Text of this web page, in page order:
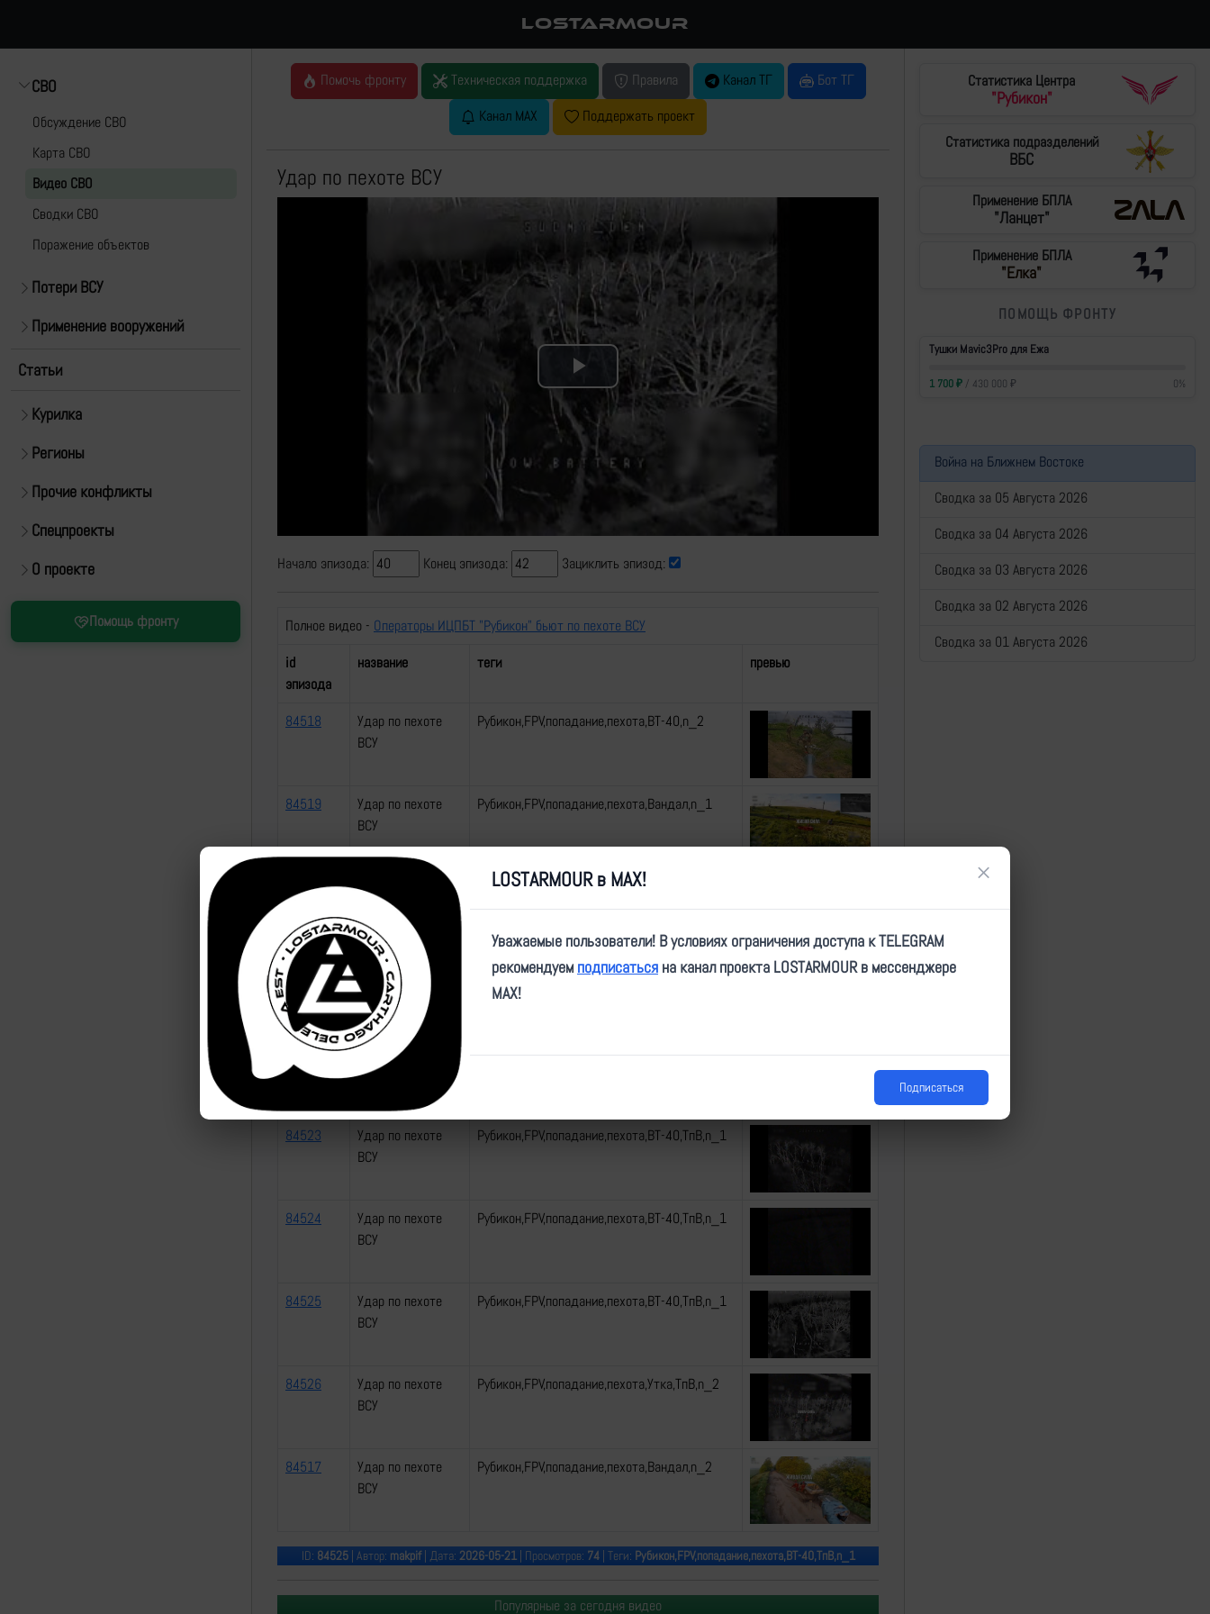
LOSTARMOUR
СВО
Обсуждение СВО
Карта СВО
Видео СВО
Cводки СВО
Поражение объектов
Потери ВСУ
Применение вооружений
Статьи
Курилка
Регионы
Прочие конфликты
Спецпроекты
О проекте
Помощь фронту
Помочь фронту Техническая поддержка Правила Канал ТГ
Бот ТГ
Канал MAX
Поддержать проект
Удар по пехоте ВСУ
Play
Video
Начало эпизода: Конец эпизода: Зациклить эпизод:
Полное видео - Операторы ИЦПБТ "Рубикон" бьют по пехоте ВСУ
id
эпизода
название теги превью
84518
Удар по пехоте
ВСУ
Рубикон,FPV,попадание,пехота,ВТ-40,n_2
84519
Удар по пехоте
ВСУ
Рубикон,FPV,попадание,пехота,Вандал,n_1
84520
Удар по пехоте
Рубикон,FPV,попадание,пехота,Вандал,n_1
84521
Удар по пехоте
ВСУ
Рубикон,FPV,попадание,пехота,Вандал,ТпВ,n_1
84522
Удар по пехоте
ВСУ
Рубикон,FPV,попадание,пехота,ВТ-40,ТпВ,n_1
84523
Удар по пехоте
ВСУ
Рубикон,FPV,попадание,пехота,ВТ-40,ТпВ,n_1
84524
Удар по пехоте
ВСУ
Рубикон,FPV,попадание,пехота,ВТ-40,ТпВ,n_1
84525
Удар по пехоте
ВСУ
Рубикон,FPV,попадание,пехота,ВТ-40,ТпВ,n_1
84526
Удар по пехоте
ВСУ
Рубикон,FPV,попадание,пехота,Утка,ТпВ,n_2
84517
Удар по пехоте
ВСУ
Рубикон,FPV,попадание,пехота,Вандал,n_2
ID: 84525| Автор: makpif| Дата: 2026-05-21| Просмотров: 74| Теги: Рубикон,FPV,попадание,пехота,ВТ-40,ТпВ,n_1
Популярные за сегодня видео
Статистика Центра
"Рубикон"
Статистика подразделений
ВБС
Применение БПЛА
"Ланцет"
Применение БПЛА
"Елка"
ПОМОЩЬ ФРОНТУ
Тушки Mavic3Pro для Ежа
1 700₽/ 430 000 ₽ 0%
Война на Ближнем Востоке
Сводка за 05 Августа 2026
Сводка за 04 Августа 2026
Сводка за 03 Августа 2026
Сводка за 02 Августа 2026
Сводка за 01 Августа 2026
LOSTARMOUR в MAX! ×
Уважаемые пользователи! В условиях ограничения доступа к TELEGRAM
рекомендуем подписаться на канал проекта LOSTARMOUR в мессенджере
MAX!
Подписаться